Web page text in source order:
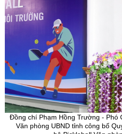
Đồng chí Phạm Hồng Trường - Phó
Văn phòng UBND tỉnh công bố